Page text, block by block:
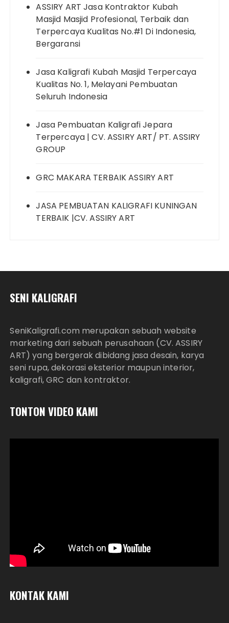
ASSIRY ART Jasa Kontraktor Kubah
Masjid Masjid Profesional, Terbaik dan
Terpercaya Kualitas No.#1 Di Indonesia,
Bergaransi
Jasa Kaligrafi Kubah Masjid Terpercaya
Kualitas No. 1, Melayani Pembuatan
Seluruh Indonesia
Jasa Pembuatan Kaligrafi Jepara
Terpercaya | CV. ASSIRY ART/ PT. ASSIRY
GROUP
GRC MAKARA TERBAIK ASSIRY ART
JASA PEMBUATAN KALIGRAFI KUNINGAN
TERBAIK |CV. ASSIRY ART
SENI KALIGRAFI
SeniKaligrafi.com merupakan sebuah website
marketing dari sebuah perusahaan (CV. ASSIRY
ART) yang bergerak dibidang jasa desain, karya
seni rupa, dekorasi eksterior maupun interior,
kaligrafi, GRC dan kontraktor.
TONTON VIDEO KAMI
KONTAK KAMI